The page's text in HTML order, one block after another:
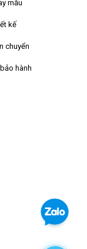
mẫu
kế
chuyển
hành